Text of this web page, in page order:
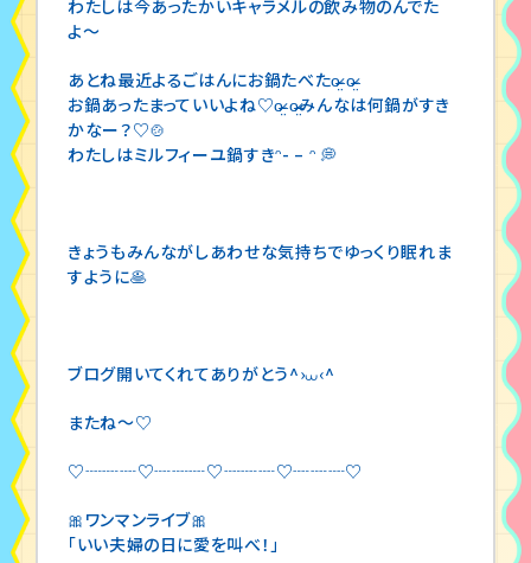
わたしは今あったかいキャラメルの飲み物のんでた
よ〜
あとね最近よるごはんにお鍋たべたo̴̶̷̤ o̴̶̷̤
お鍋あったまっていいよね♡o̴̶̷̤ o̴̶̷̤みんなは何鍋がすき
かなー？♡🍲
わたしはミルフィーユ鍋すきᵔ- – ᵔ 💭
きょうもみんながしあわせな気持ちでゆっくり眠れま
すように🥞
ブログ開いてくれてありがとう^›⩊‹^
またね〜♡
♡┈┈┈♡┈┈┈♡┈┈┈♡┈┈┈♡
🎀ワンマンライブ🎀
「いい夫婦の日に愛を叫べ！」